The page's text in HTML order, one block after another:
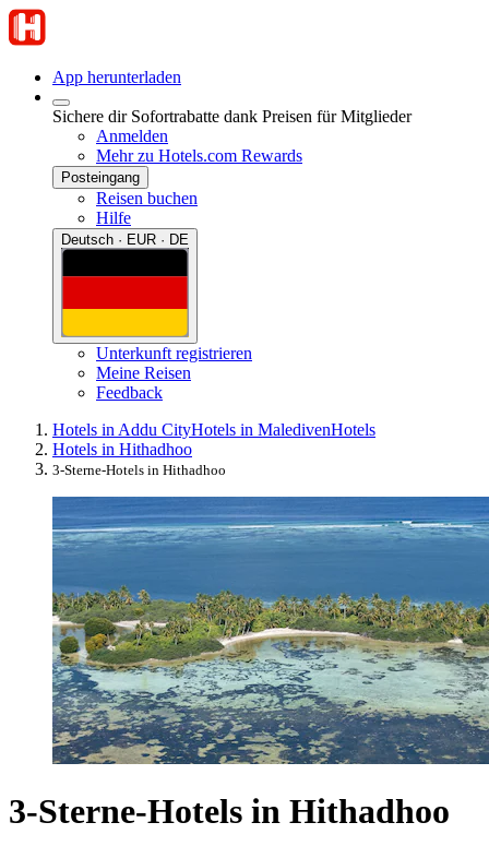
App herunterladen
Sichere dir Sofortrabatte dank Preisen für Mitglieder
Anmelden
Mehr zu Hotels.com Rewards
Posteingang
Reisen buchen
Hilfe
Deutsch · EUR · DE
Unterkunft registrieren
Meine Reisen
Feedback
Hotels in Addu CityHotels in MaledivenHotels
Hotels in Hithadhoo
3-Sterne-Hotels in Hithadhoo
3-Sterne-Hotels in Hithadhoo